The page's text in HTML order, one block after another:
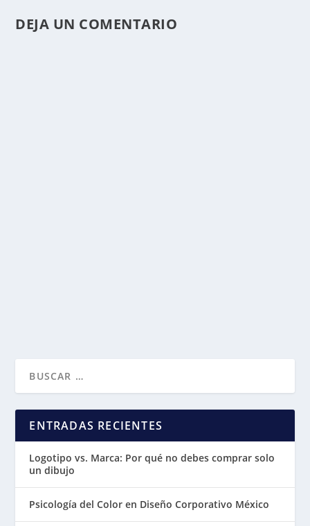
DEJA UN COMENTARIO
ENTRADAS RECIENTES
Logotipo vs. Marca: Por qué no debes comprar solo
un dibujo
Psicología del Color en Diseño Corporativo México